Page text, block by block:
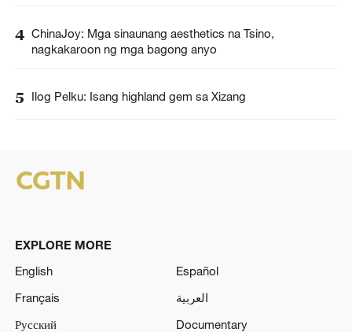
4 ChinaJoy: Mga sinaunang aesthetics na Tsino,
nagkakaroon ng mga bagong anyo
5 Ilog Pelku: Isang highland gem sa Xizang
EXPLORE MORE
English
Español
Français
العربية
Русский
Documentary